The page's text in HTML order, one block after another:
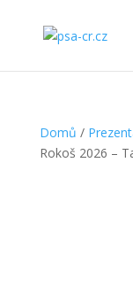
Domů /
Rokoš 2026 –